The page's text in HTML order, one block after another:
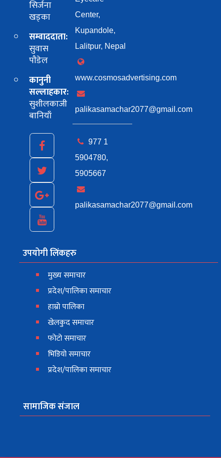
सिर्जना
खड्का
सम्वाददाता:
सुवास
पाैडेल
कानुनी
सल्लाहकार:
सुशीलकाजी
बानियाँ
Center,
Kupandole,
Lalitpur, Nepal
www.cosmosadvertising.com
palikasamachar2077@gmail.com
977 1
5904780,
5905667
palikasamachar2077@gmail.com
उपयोगी लिंकहरु
मुख्य समाचार
प्रदेश/पालिका समाचार
हाम्रो पालिका
खेलकुद समाचार
फोटो समाचार
भिडियो समाचार
प्रदेश/पालिका समाचार
सामाजिक संजाल